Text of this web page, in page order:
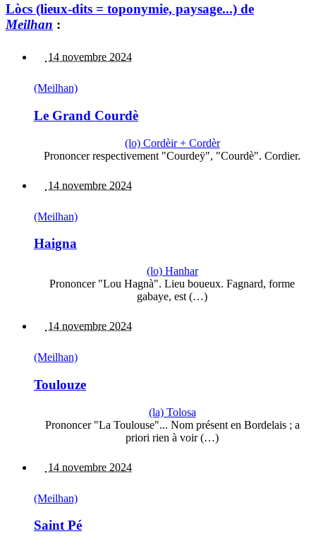
Lòcs (lieux-dits = toponymie, paysage...) de
Meilhan :
14 novembre 2024
(Meilhan)
Le Grand Courdè
(lo) Cordèir + Cordèr
Prononcer respectivement "Courdeÿ", "Courdè". Cordier.
14 novembre 2024
(Meilhan)
Haigna
(lo) Hanhar
Prononcer "Lou Hagnà". Lieu boueux. Fagnard, forme
gabaye, est (…)
14 novembre 2024
(Meilhan)
Toulouze
(la) Tolosa
Prononcer "La Toulouse"... Nom présent en Bordelais ; a
priori rien à voir (…)
14 novembre 2024
(Meilhan)
Saint Pé